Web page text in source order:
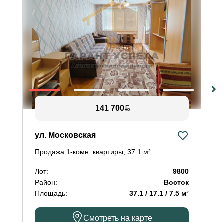
141 700
ул. Московская
Продажа 1-комн. квартиры, 37.1 м²
Лот:
9800
Район:
Восток
Площадь:
37.1 / 17.1 / 7.5 м²
Смотреть на карте